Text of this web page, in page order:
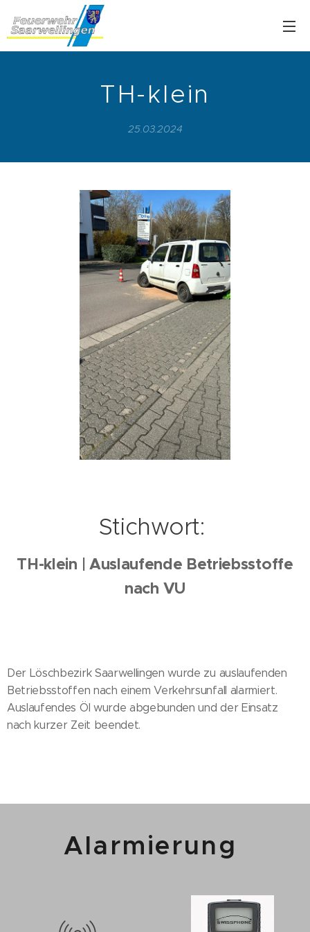
TH-klein
25.03.2024
Stichwort:
TH-klein | Auslaufende Betriebsstoffe
nach VU
Der Löschbezirk Saarwellingen wurde zu auslaufenden
Betriebsstoffen nach einem Verkehrsunfall alarmiert.
Auslaufendes Öl wurde abgebunden und der Einsatz
nach kurzer Zeit beendet.
Alarmierung